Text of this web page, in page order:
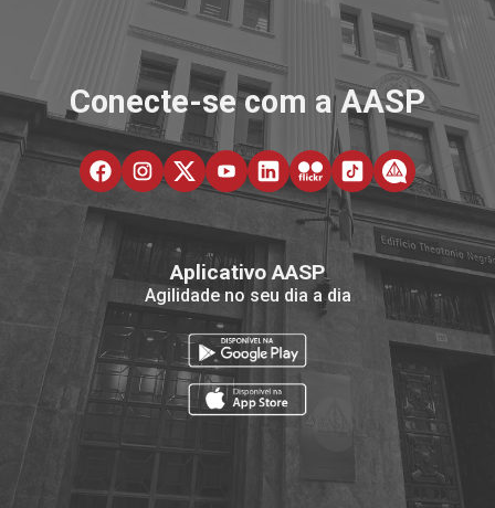
Conecte-se com a AASP
Aplicativo AASP
Agilidade no seu dia a dia